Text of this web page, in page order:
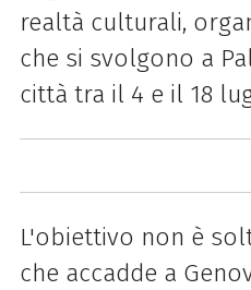
realtà culturali,
che si svolgono a
città tra il 4 e il 18
L'obiettivo non è
che accadde a